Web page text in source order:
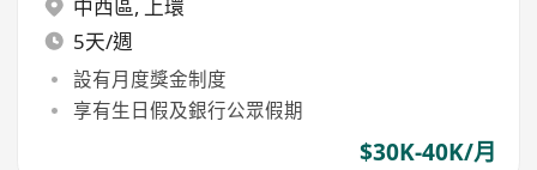
中西區, 上環
5天/週
設有月度獎金制度
享有生日假及銀行公眾假期
$30K-40K/月